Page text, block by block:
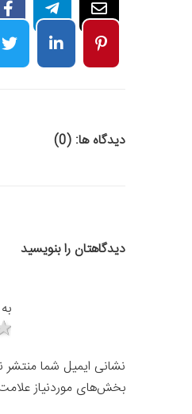
دیدگاه ها: (0)
دیدگاهتان را بنویسید
نشانی ایمیل شما
بخش‌های موردنیاز